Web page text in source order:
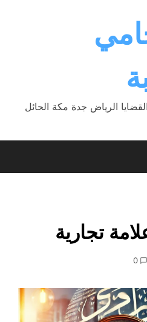
الرياض جدة مكة الحائل
تجارية
0